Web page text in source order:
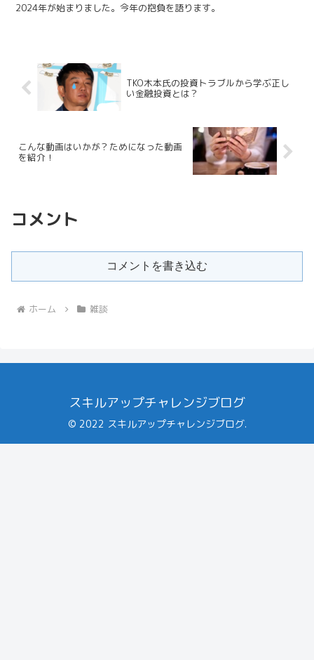
2024年が始まりました。今年の抱負を語ります。
TKO木本氏の投資トラブルから学ぶ正し
い金融投資とは？
こんな動画はいかが？ためになった動画
を紹介！
コメント
コメントを書き込む
ホーム 雑談
スキルアップチャレンジブログ
© 2022 スキルアップチャレンジブログ.